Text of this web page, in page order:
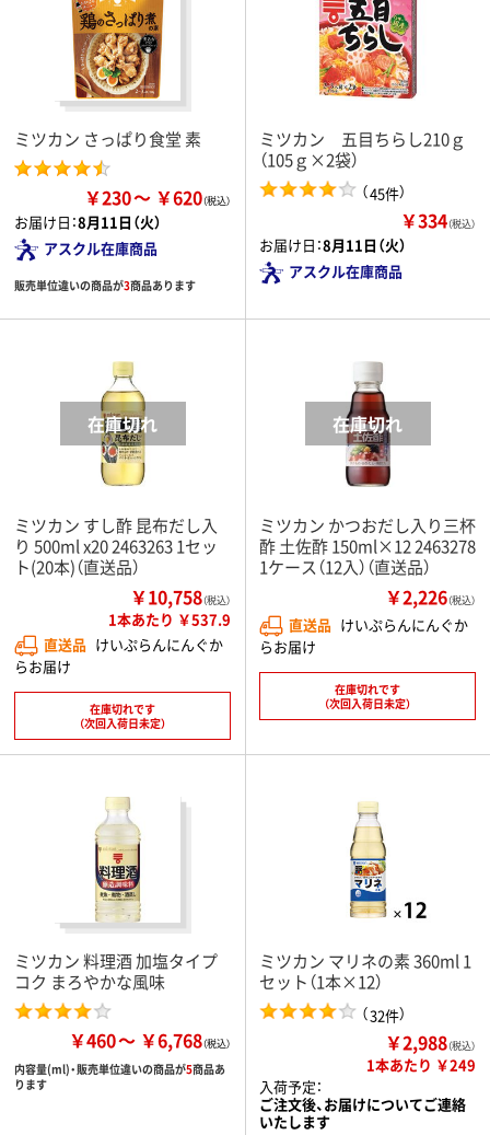
ミツカン さっぱり食堂 素
￥230 ￥620
お届け日：8月11日（火）
アスクル在庫商品
販売単位違いの商品が3商品あります
ミツカン 五目ちらし210ｇ
（105ｇ×2袋）
（45件）
￥334（税込）
お届け日：8月11日（火）
アスクル在庫商品
ミツカン すし酢 昆布だし入
り 500ml x20 2463263 1セッ
ト(20本)（直送品）
￥10,758（税込）
1本あたり ￥537.9
直送品 けいぷらんにんぐか
らお届け
在庫切れです
（次回入荷日未定）
ミツカン かつおだし入り三杯
酢 土佐酢 150ml×12 2463278
1ケース（12入）（直送品）
￥2,226（税込）
直送品 けいぷらんにんぐか
らお届け
在庫切れです
（次回入荷日未定）
ミツカン 料理酒 加塩タイプ
コク まろやかな風味
￥460 ￥6,768
内容量(ml)・販売単位違いの商品が5商品あ
ります
ミツカン マリネの素 360ml 1
セット（1本×12）
（32件）
￥2,988（税込）
1本あたり ￥249
入荷予定：
ご注文後、お届けについてご連絡
いたします